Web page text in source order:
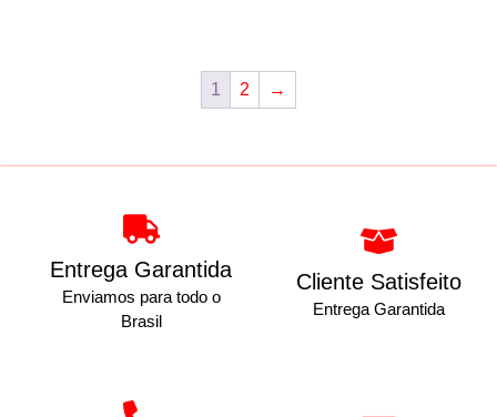
1 2 →
Entrega Garantida
Enviamos para todo o
Brasil
Cliente Satisfeito
Entrega Garantida